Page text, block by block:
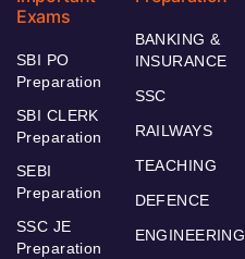
Exams
SBI PO
Preparation
SBI CLERK
Preparation
SEBI
Preparation
SSC JE
Preparation
BANKING &
INSURANCE
SSC
RAILWAYS
TEACHING
DEFENCE
ENGINEERING